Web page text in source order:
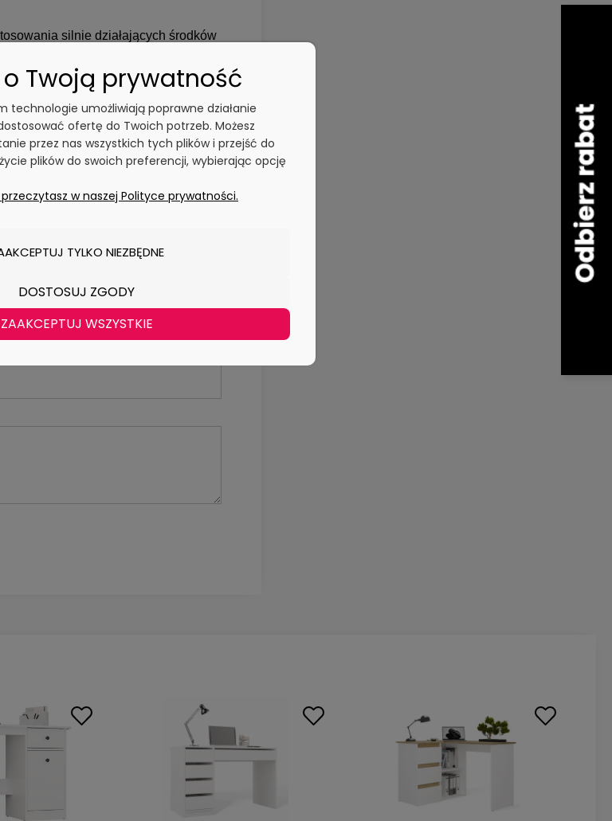
silnie działających środków
"Pliki" w postaci arkusza
Twoją prywatność
technologie umożliwiają poprawne działanie
ofertę do Twoich potrzeb. Możesz
przez nas wszystkich tych plików i przejść do
plików do swoich preferencji, wybierając opcję
w naszej Polityce prywatności.
TYLKO NIEZBĘDNE
DOSTOSUJ ZGODY
ZAAKCEPTUJ WSZYSTKIE